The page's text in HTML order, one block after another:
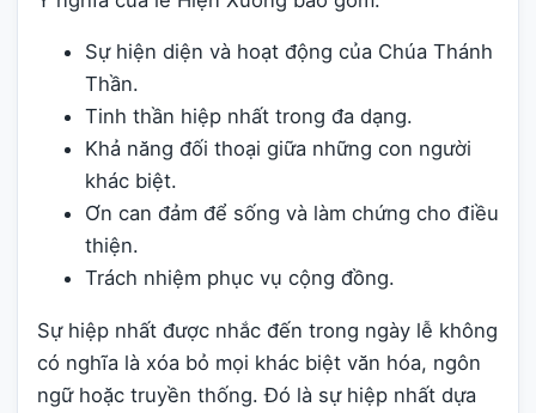
Sự hiện diện và hoạt động của Chúa Thánh
Thần.
Tinh thần hiệp nhất trong đa dạng.
Khả năng đối thoại giữa những con người
khác biệt.
Ơn can đảm để sống và làm chứng cho điều
thiện.
Trách nhiệm phục vụ cộng đồng.
Sự hiệp nhất được nhắc đến trong ngày lễ không
có nghĩa là xóa bỏ mọi khác biệt văn hóa, ngôn
ngữ hoặc truyền thống. Đó là sự hiệp nhất dựa